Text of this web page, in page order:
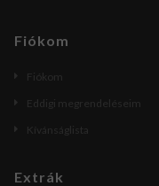
Fiókom
Fiókom
Eddigi megrendeléseim
Kívánságlista
Extrák